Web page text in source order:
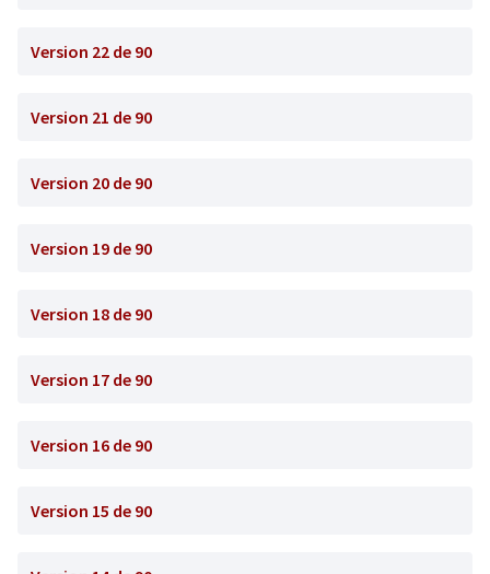
Version 22 de 90
Version 21 de 90
Version 20 de 90
Version 19 de 90
Version 18 de 90
Version 17 de 90
Version 16 de 90
Version 15 de 90